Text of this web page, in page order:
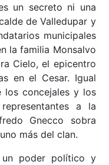
un secreto ni una
de Valledupar y
municipales
la familia Monsalvo
Cielo, el epicentro
en el Cesar. Igual
los concejales y los
a la
Gnecco sobra
más del clan.
un poder político y